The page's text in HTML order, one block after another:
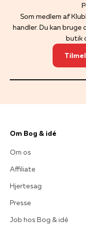
Som medlem af
handler. Du kan
butik
Om Bog & idé
Om os
Affiliate
Hjertesag
Presse
Job hos Bog & idé